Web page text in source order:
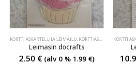
KORTTI ASKARTELU JA LEIMAILU, KORTTIASKARTELU JA LEIMAILU
Leimasin docrafts
2.50 € (alv 0 % 1.99 €)
KORTTI